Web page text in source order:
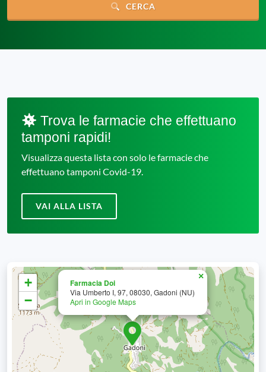
CERCA
Trova le farmacie che effettuano
tamponi rapidi!
Visualizza questa lista con solo le farmacie che
effettuano tamponi Covid-19.
VAI ALLA LISTA
Farmacia Doi
Via Umberto I, 97, 08030, Gadoni (NU)
Apri in Google Maps
×
+
−